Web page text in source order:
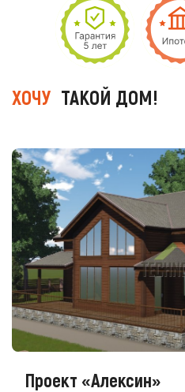
ХОЧУ ТАКОЙ ДОМ!
Проект «Алексин»